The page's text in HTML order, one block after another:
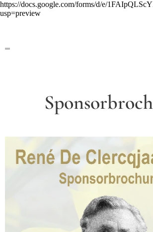
https://docs.google.com/forms/d/e/
usp=preview